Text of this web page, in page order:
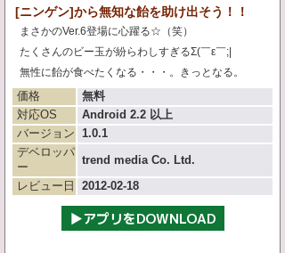
[ニンゲン]から無知な飴を助け出そう！！
まさかのVer.6登場に心躍る☆（笑）
たくさんのビー玉が紛らわしすぎるΣ(￣ε￣;|
無性に飴が食べたくなる・・・。きっとなる。
価格
無料
対応OS
Android 2.2 以上
バージョン
1.0.1
デベロッパ
ー
trend media Co. Ltd.
レビュー日 2012-02-18